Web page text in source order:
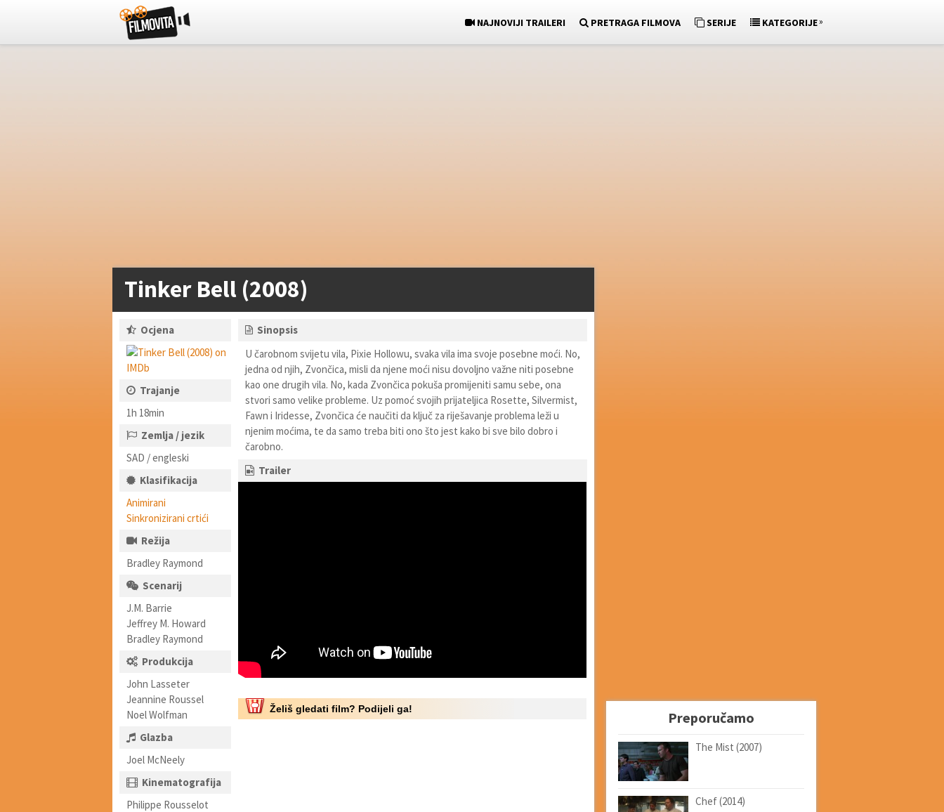
NAJNOVIJI TRAILERI PRETRAGA FILMOVA SERIJE KATEGORIJE»
Tinker Bell (2008)
Ocjena
Trajanje
1h 18min
Zemlja / jezik
SAD / engleski
Klasifikacija
Animirani
Sinkronizirani crtići
Režija
Bradley Raymond
Scenarij
J.M. Barrie
Jeffrey M. Howard
Bradley Raymond
Produkcija
John Lasseter
Jeannine Roussel
Noel Wolfman
Glazba
Joel McNeely
Kinematografija
Philippe Rousselot
Sinopsis
U čarobnom svijetu vila, Pixie Hollowu, svaka vila ima svoje posebne moći. No,
jedna od njih, Zvončica, misli da njene moći nisu dovoljno važne niti posebne
kao one drugih vila. No, kada Zvončica pokuša promijeniti samu sebe, ona
stvori samo velike probleme. Uz pomoć svojih prijateljica Rosette, Silvermist,
Fawn i Iridesse, Zvončica će naučiti da ključ za riješavanje problema leži u
njenim moćima, te da samo treba biti ono što jest kako bi sve bilo dobro i
čarobno.
Trailer
Želiš gledati film? Podijeli ga! Preporučamo
The Mist (2007)
Chef (2014)